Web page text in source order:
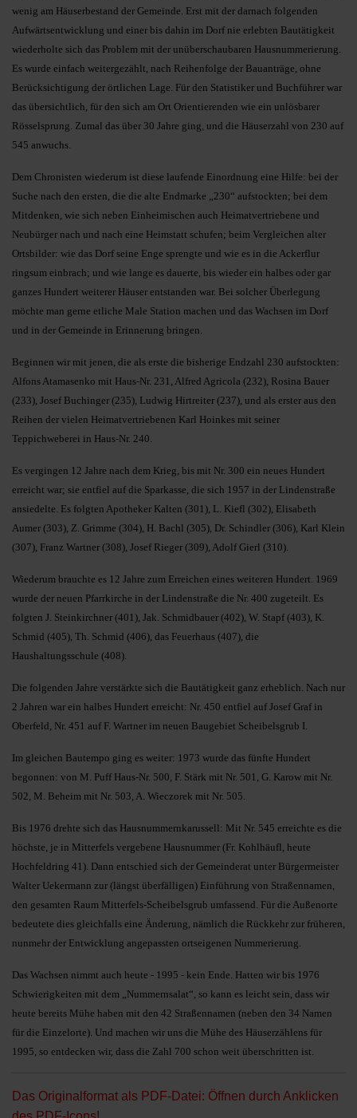
wenig am Häuserbestand der Gemeinde. Erst mit der darnach folgenden
Aufwärtsentwicklung und einer bis dahin im Dorf nie erlebten Bautätigkeit
wiederholte sich das Problem mit der unüberschaubaren Hausnummerierung.
Es wurde einfach weitergezählt, nach Reihenfolge der Bauanträge, ohne
Berücksichtigung der örtlichen Lage. Für den Statistiker und Buchführer war
das übersichtlich, für den sich am Ort Orientierenden wie ein unlösbarer
Rösselsprung. Zumal das über 30 Jahre ging, und die Häuserzahl von 230 auf
545 anwuchs.
Dem Chronisten wiederum ist diese laufende Einordnung eine Hilfe: bei der
Suche nach den ersten, die die alte Endmarke „230“ aufstockten; bei dem
Mitdenken, wie sich neben Einheimischen auch Heimatvertriebene und
Neubürger nach und nach eine Heimstatt schufen; beim Vergleichen alter
Ortsbilder: wie das Dorf seine Enge sprengte und wie es in die Ackerflur
ringsum einbrach; und wie lange es dauerte, bis wieder ein halbes oder gar
ganzes Hundert weiterer Häuser entstanden war. Bei solcher Überlegung
möchte man gerne etliche Male Station machen und das Wachsen im Dorf
und in der Gemeinde in Erinnerung bringen.
Beginnen wir mit jenen, die als erste die bisherige Endzahl 230 aufstockten:
Alfons Atamasenko mit Haus-Nr. 231, Alfred Agricola (232), Rosina Bauer
(233), Josef Buchinger (235), Ludwig Hirtreiter (237), und als erster aus den
Reihen der vielen Heimatvertriebenen Karl Hoinkes mit seiner
Teppichweberei in Haus-Nr. 240.
Es vergingen 12 Jahre nach dem Krieg, bis mit Nr. 300 ein neues Hundert
erreicht war; sie entfiel auf die Sparkasse, die sich 1957 in der Lindenstraße
ansiedelte. Es folgten Apotheker Kalten (301), L. Kiefl (302), Elisabeth
Aumer (303), Z. Grimme (304), H. Bachl (305), Dr. Schindler (306), Karl Klein
(307), Franz Wartner (308), Josef Rieger (309), Adolf Gierl (310).
Wiederum brauchte es 12 Jahre zum Erreichen eines weiteren Hundert. 1969
wurde der neuen Pfarrkirche in der Lindenstraße die Nr. 400 zugeteilt. Es
folgten J. Steinkirchner (401), Jak. Schmidbauer (402), W. Stapf (403), K.
Schmid (405), Th. Schmid (406), das Feuerhaus (407), die
Haushaltungsschule (408).
Die folgenden Jahre verstärkte sich die Bautätigkeit ganz erheblich. Nach nur
2 Jahren war ein halbes Hundert erreicht: Nr. 450 entfiel auf Josef Graf in
Oberfeld, Nr. 451 auf F. Wartner im neuen Baugebiet Scheibelsgrub I.
Im gleichen Bautempo ging es weiter: 1973 wurde das fünfte Hundert
begonnen: von M. Puff Haus-Nr. 500, F. Stärk mit Nr. 501, G. Karow mit Nr.
502, M. Beheim mit Nr. 503, A. Wieczorek mit Nr. 505.
Bis 1976 drehte sich das Hausnummernkarussell: Mit Nr. 545 erreichte es die
höchste, je in Mitterfels vergebene Hausnummer (Fr. Kohlhäufl, heute
Hochfeldring 41). Dann entschied sich der Gemeinderat unter Bürgermeister
Walter Uekermann zur (längst überfälligen) Einführung von Straßennamen,
den gesamten Raum Mitterfels-Scheibelsgrub umfassend. Für die Außenorte
bedeutete dies gleichfalls eine Änderung, nämlich die Rückkehr zur früheren,
nunmehr der Entwicklung angepassten ortseigenen Nummerierung.
Das Wachsen nimmt auch heute - 1995 - kein Ende. Hatten wir bis 1976
Schwierigkeiten mit dem „Nummernsalat“, so kann es leicht sein, dass wir
heute bereits Mühe haben mit den 42 Straßennamen (neben den 34 Namen
für die Einzelorte). Und machen wir uns die Mühe des Häuserzählens für
1995, so entdecken wir, dass die Zahl 700 schon weit überschritten ist.
Das Originalformat als PDF-Datei: Öffnen durch Anklicken